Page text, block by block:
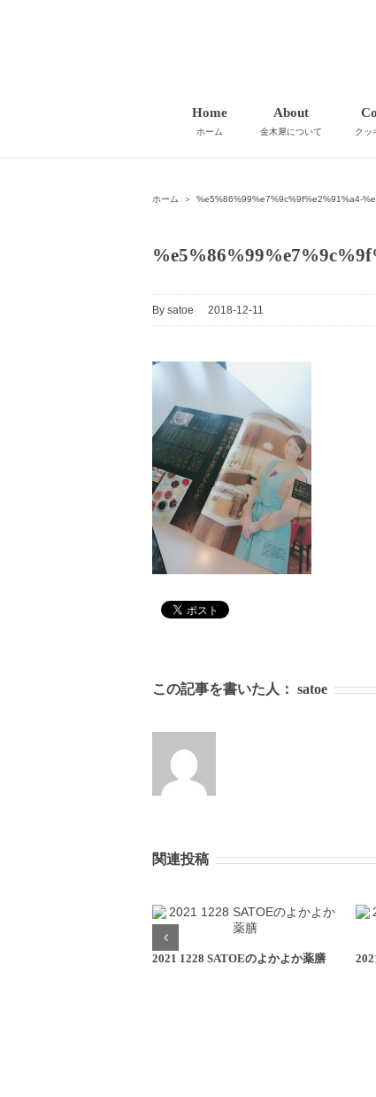
Home
ホーム
About
金木犀について クッ
ホーム ＞ %e5%86%99%e7%9c%9f%e2%91%a4-
By satoe 2018-12-11
この記事を書いた人： satoe
関連投稿
2021 1228 SATOEのよかよか薬膳